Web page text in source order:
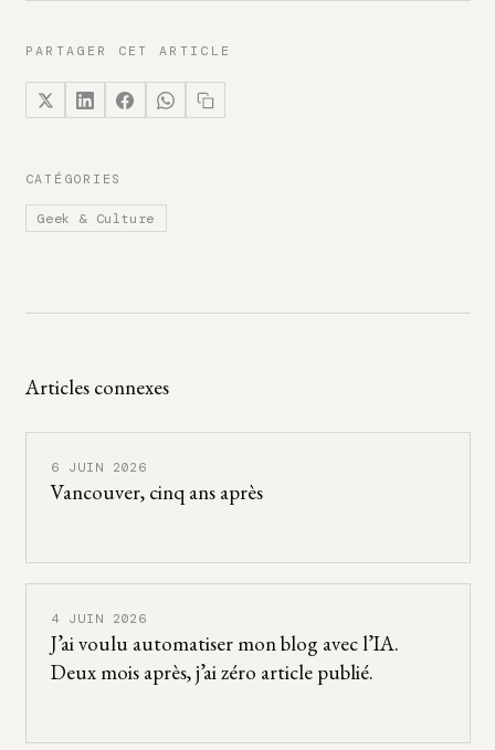
PARTAGER CET ARTICLE
CATÉGORIES
Geek & Culture
Articles connexes
6 JUIN 2026
Vancouver, cinq ans après
4 JUIN 2026
J’ai voulu automatiser mon blog avec l’IA.
Deux mois après, j’ai zéro article publié.